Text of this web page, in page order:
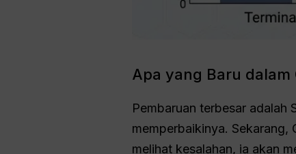
Apa yang Baru dalam
Pembaruan terbesar
memperbaikinya.
melihat kesalahan, ia akan